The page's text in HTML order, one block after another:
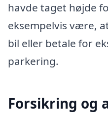
havde taget højde
eksempelvis være,
bil eller betale for
parkering.
Forsikring og